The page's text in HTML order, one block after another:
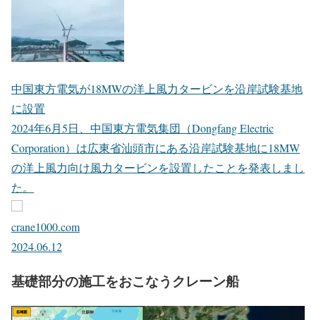
中国東方電気が18MWの洋上風力タービンを沿岸試験基地
に設置
2024年6月5日、中国東方電気集団（Dongfang Electric
Corporation）は広東省汕頭市にある沿岸試験基地に18MW
の洋上風力向け風力タービンを設置したことを発表しまし
た。
crane1000.com
2024.06.12
基礎部分の施工をおこなうクレーン船